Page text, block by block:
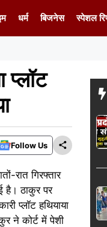
धर्म बिजनेस स्पेशल
प्लॉट
Follow Us
रात गिरफ्तार
है। ठाकुर पर
प्लॉट हथियाया
ने कोर्ट में पेशी